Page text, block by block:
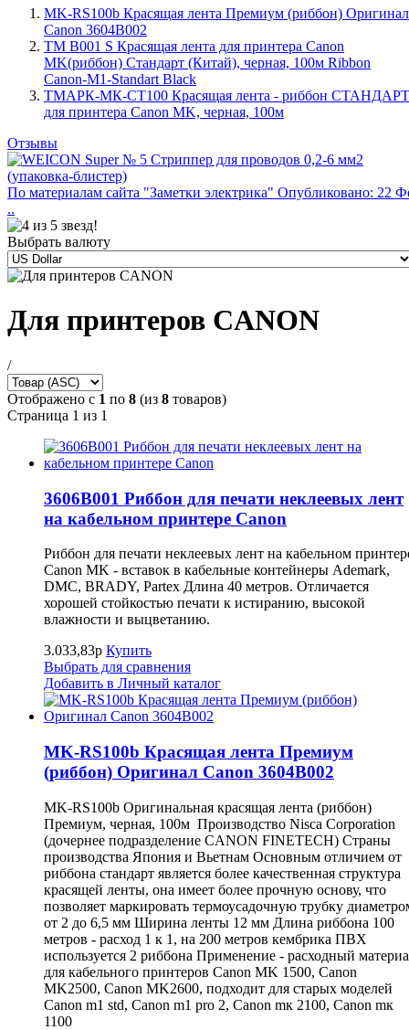
MK-RS100b Красящая лента Премиум (риббон) Оригинал
Canon 3604B002
TM B001 S Красящая лента для принтера Canon
MK(риббон) Стандарт (Китай), черная, 100м Ribbon
Canon-M1-Standart Black
ТМАРК-МК-СТ100 Красящая лента - риббон СТАНДАРТ
для принтера Canon MK, черная, 100м
Отзывы
По материалам сайта "Заметки электрика" Опубликовано: 22
..
Выбрать валюту
Для принтеров CANON
/
Отображено с 1 по 8 (из 8 товаров)
Страница 1 из 1
3606B001 Риббон для печати неклеевых лент
на кабельном принтере Canon
Риббон для печати неклеевых лент на кабельном
Canon MK - вставок в кабельные контейнеры Ademark,
DMC, BRADY, Partex Длина 40 метров. Отличается
хорошей стойкостью печати к истиранию, высокой
влажности и выцветанию.
3.033,83р Купить
Выбрать для сравнения
Добавить в Личный каталог
MK-RS100b Красящая лента Премиум
(риббон) Оригинал Canon 3604B002
MK-RS100b Оригинальная красящая лента (риббон)
Премиум, черная, 100м Производство Nisca Corporation
(дочернее подразделение CANON FINETECH) Страны
производства Япония и Вьетнам Основным отличием от
риббона стандарт является более качественная структура
красящей ленты, она имеет более прочную основу, что
позволяет маркировать термоусадочную трубку
от 2 до 6,5 мм Ширина ленты 12 мм Длина риббона 100
метров - расход 1 к 1, на 200 метров кембрика ПВХ
используется 2 риббона Применение - расходный
для кабельного принтеров Canon MK 1500, Canon
MK2500, Canon MK2600, подходит для старых моделей
Canon m1 std, Canon m1 pro 2, Canon mк 2100, Canon mк
1100